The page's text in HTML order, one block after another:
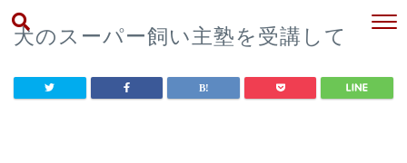
犬のスーパー飼い主塾を受講して